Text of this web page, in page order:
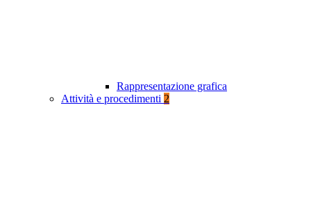
Rappresentazione grafica
Attività e procedimenti 2